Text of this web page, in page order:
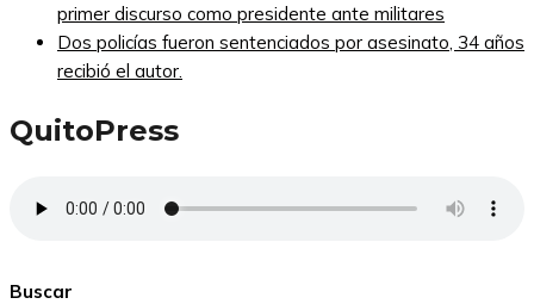
primer discurso como presidente ante militares
Dos policías fueron sentenciados por asesinato, 34 años
recibió el autor.
QuitoPress
Buscar